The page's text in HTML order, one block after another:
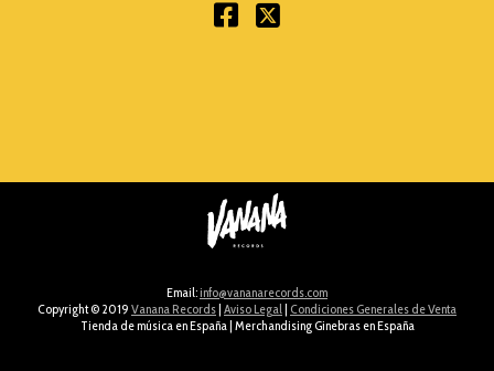
Email: info@vananarecords.com​
Copyright © 2019 Vanana Records| Aviso Legal | Condiciones Generales de Venta
Tienda de música en España | Merchandising Ginebras en España